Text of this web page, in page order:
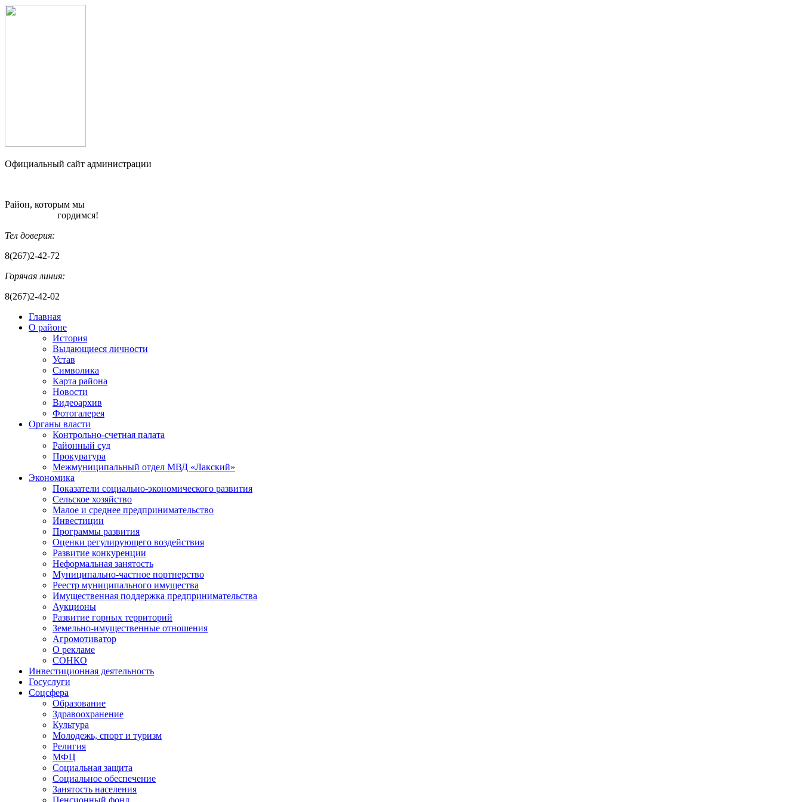
Официальный сайт администрации
Район, которым мы
гордимся!
Тел доверия:
8(267)2-42-72
Горячая линия:
8(267)2-42-02
Главная
О районе
История
Выдающиеся личности
Устав
Символика
Карта района
Новости
Видеоархив
Фотогалерея
Органы власти
Контрольно-счетная палата
Районный суд
Прокуратура
Межмуниципальный отдел МВД «Лакский»
Экономика
Показатели социально-экономического развития
Сельское хозяйство
Малое и среднее предпринимательство
Инвестиции
Программы развития
Оценки регулирующего воздействия
Развитие конкуренции
Неформальная занятость
Муниципально-частное портнерство
Реестр муниципального имущества
Имущественная поддержка предпринимательства
Аукционы
Развитие горных территорий
Земельно-имущественные отношения
Агромотиватор
О рекламе
СОНКО
Инвестиционная деятельность
Госуслуги
Соцсфера
Образование
Здравоохранение
Культура
Молодежь, спорт и туризм
Религия
МФЦ
Социальная защита
Социальное обеспечение
Занятость населения
Пенсионный фонд